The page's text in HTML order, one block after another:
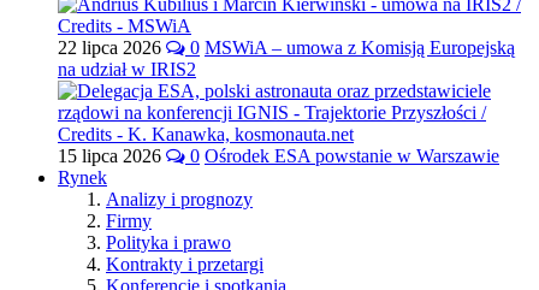
22 lipca 2026 0 MSWiA – umowa z Komisją Europejską
na udział w IRIS2
15 lipca 2026 0 Ośrodek ESA powstanie w Warszawie
Rynek
Analizy i prognozy
Firmy
Polityka i prawo
Kontrakty i przetargi
Konferencje i spotkania